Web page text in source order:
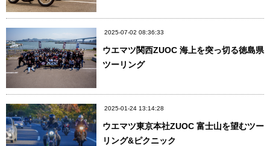
2025-07-02 08:36:33
ウエマツ関西ZUOC 海上を突っ切る徳島県
ツーリング
2025-01-24 13:14:28
ウエマツ東京本社ZUOC 富士山を望むツー
リング&ピクニック